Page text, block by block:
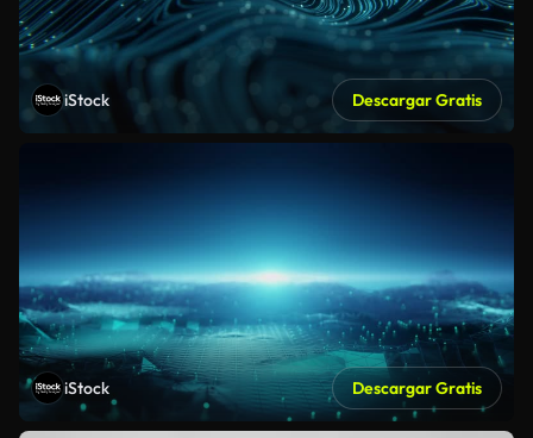
iStock Descargar Gratis
iStock Descargar Gratis